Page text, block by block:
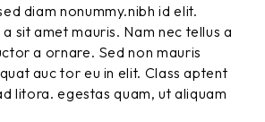
diam nonummy.nibh id elit.
sit amet mauris. Nam nec tellus a
a ornare. Sed non mauris
auc tor eu in elit. Class aptent
litora. egestas quam, ut aliquam